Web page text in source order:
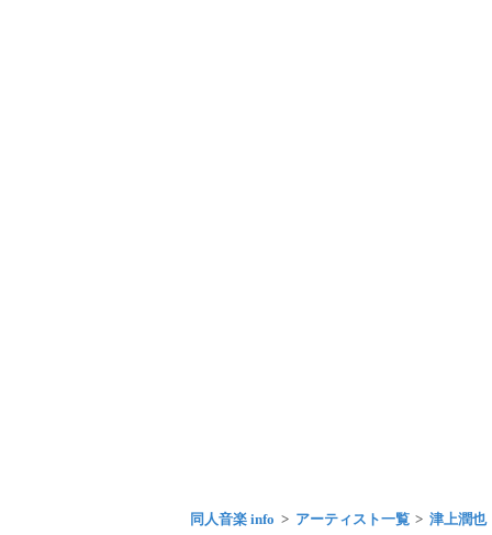
同人音楽 info アーティスト一覧 津上潤也